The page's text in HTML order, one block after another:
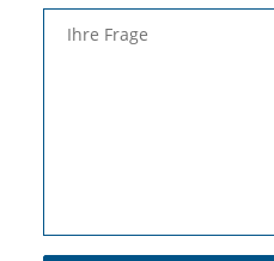
Ihre Frage